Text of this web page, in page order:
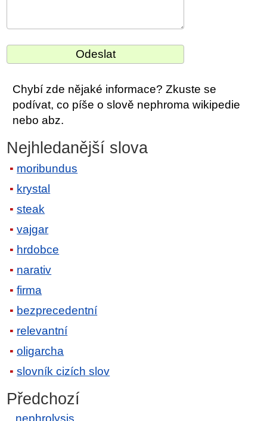
Chybí zde nějaké informace? Zkuste se
podívat, co píše o slově nephroma wikipedie
nebo abz.
Nejhledanější slova
moribundus
krystal
steak
vajgar
hrdobce
narativ
firma
bezprecedentní
relevantní
oligarcha
slovník cizích slov
Předchozí